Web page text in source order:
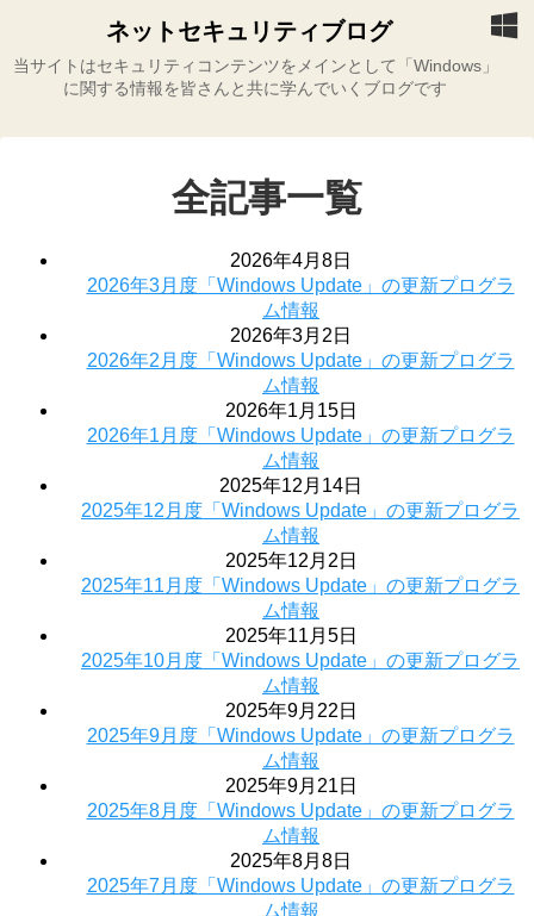
ネットセキュリティブログ
当サイトはセキュリティコンテンツをメインとして「Windows」
に関する情報を皆さんと共に学んでいくブログです
全記事一覧
2026年4月8日
2026年3月度「Windows Update」の更新プログラ
ム情報
2026年3月2日
2026年2月度「Windows Update」の更新プログラ
ム情報
2026年1月15日
2026年1月度「Windows Update」の更新プログラ
ム情報
2025年12月14日
2025年12月度「Windows Update」の更新プログラ
ム情報
2025年12月2日
2025年11月度「Windows Update」の更新プログラ
ム情報
2025年11月5日
2025年10月度「Windows Update」の更新プログラ
ム情報
2025年9月22日
2025年9月度「Windows Update」の更新プログラ
ム情報
2025年9月21日
2025年8月度「Windows Update」の更新プログラ
ム情報
2025年8月8日
2025年7月度「Windows Update」の更新プログラ
ム情報